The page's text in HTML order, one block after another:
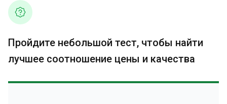
Пройдите небольшой тест, чтобы найти
лучшее соотношение цены и качества